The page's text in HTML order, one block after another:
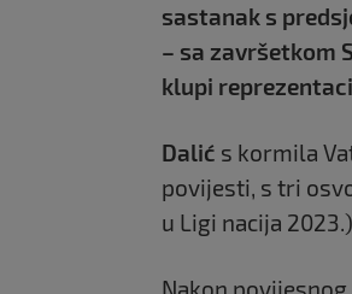
sastanak s
– sa završetkom
klupi
Dalić s kormila
povijesti, s tri
u Ligi nacija